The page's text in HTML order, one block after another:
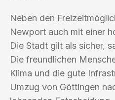
Neben den
Newport auch mit einer
Die Stadt gilt als sicher,
Die freundlichen
Klima und die gute
Umzug von Göttingen